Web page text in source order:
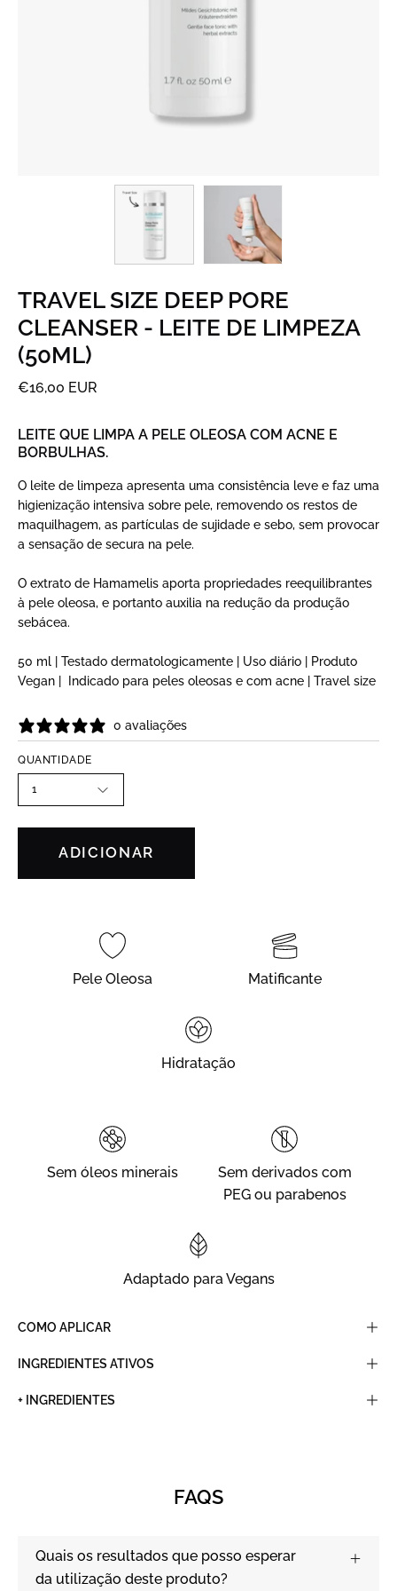
TRAVEL SIZE DEEP PORE
CLEANSER - LEITE DE LIMPEZA
(50ML)
€16,00 EUR
LEITE QUE LIMPA A PELE OLEOSA COM ACNE E
BORBULHAS.
O leite de limpeza apresenta uma consistência leve e faz uma
higienização intensiva sobre pele, removendo os restos de
maquilhagem, as partículas de sujidade e sebo, sem provocar
a sensação de secura na pele.
O extrato de Hamamelis aporta propriedades reequilibrantes
à pele oleosa, e portanto auxilia na redução da produção
sebácea.
50 ml | Testado dermatologicamente | Uso diário | Produto
Vegan | Indicado para peles oleosas e com acne | Travel size
0 avaliações
QUANTIDADE
1
ADICIONAR
Pele Oleosa Matificante
Hidratação
Sem óleos minerais
Sem derivados com
PEG ou parabenos
Adaptado para Vegans
COMO APLICAR
INGREDIENTES ATIVOS
+ INGREDIENTES
FAQS
Quais os resultados que posso esperar
da utilização deste produto?